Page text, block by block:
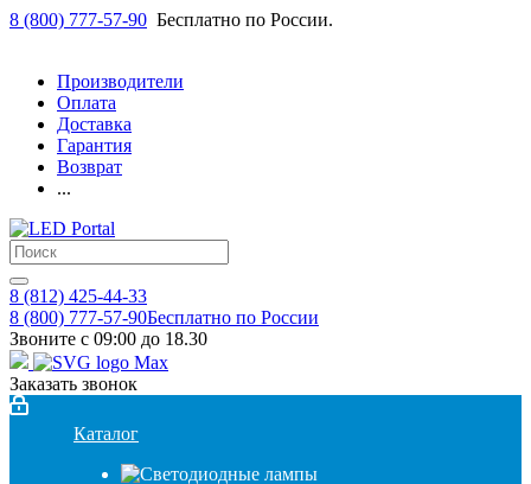
8 (800) 777-57-90 Бесплатно по России.
Производители
Оплата
Доставка
Гарантия
Возврат
...
8 (812) 425-44-33
8 (800) 777-57-90Бесплатно по России
Звоните с 09:00 до 18.30
Заказать звонок
Каталог